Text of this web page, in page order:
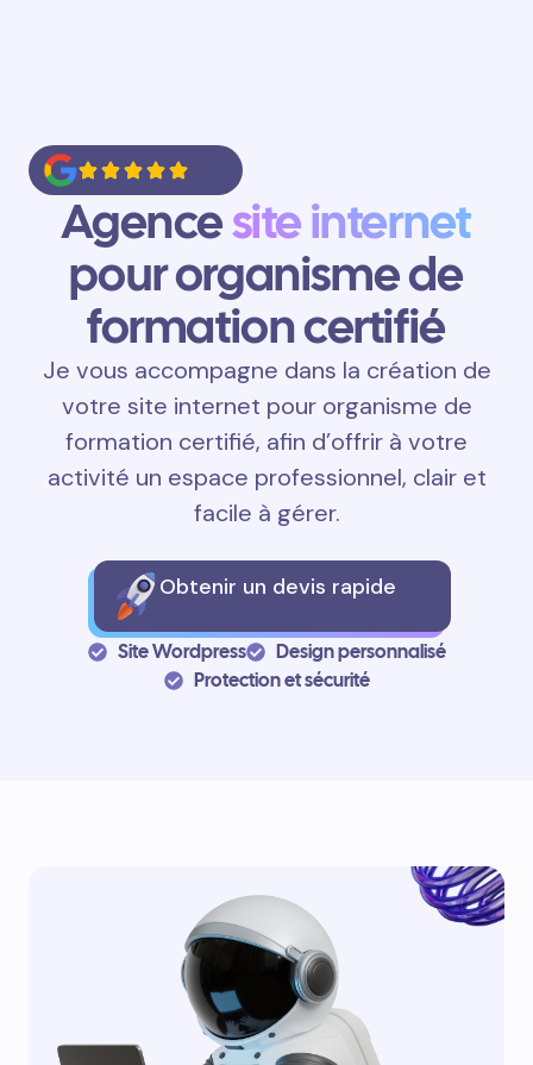
Agencesite internet
pour organisme de
formation certifié
Je vous accompagne dans la création de
votre site internet pour organisme de
formation certifié, afin d’offrir à votre
activité un espace professionnel, clair et
facile à gérer.
Obtenir un devis rapide
Site Wordpress
Design personnalisé
Protection et sécurité